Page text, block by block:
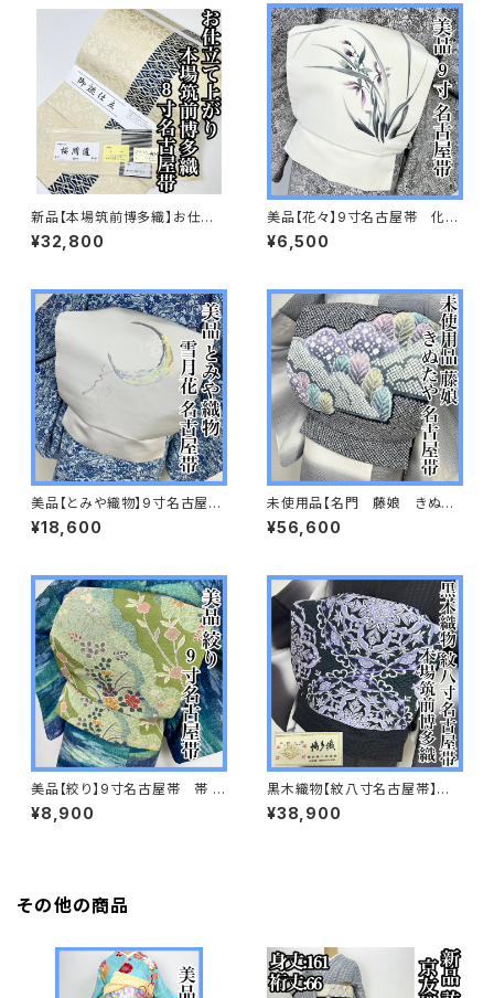
新品【本場筑前博多織】お仕立
て上がり 森博多織謹製 正絹
s749
¥32,800
美品【花々】9寸名古屋帯 化繊
s639
¥6,500
美品【とみや織物】9寸名古屋
帯 帯 正絹 s629
¥18,600
未使用品【名門 藤娘 きぬた
や】総絞り 9寸 名古屋帯
正絹s616
¥56,600
美品【絞り】9寸名古屋帯 帯 正
絹 s610
¥8,900
黒木織物【紋八寸名古屋帯】本
場筑前博多織s600
¥38,900
その他の商品